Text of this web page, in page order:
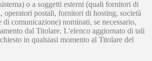
o a soggetti esterni (quali fornitori di
operatori postali, fornitori di hosting, società
di comunicazione) nominati, se necessario,
dal Titolare. L'elenco aggiornato di tali
in qualsiasi momento al Titolare del